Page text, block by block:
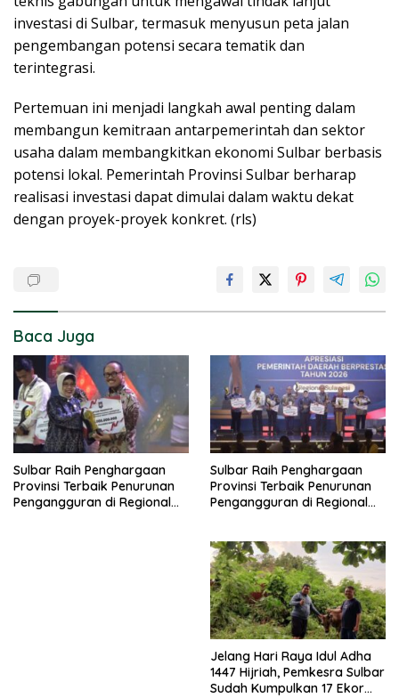
investasi di Sulbar, termasuk menyusun peta jalan
pengembangan potensi secara tematik dan
terintegrasi.
Pertemuan ini menjadi langkah awal penting dalam
membangun kemitraan antarpemerintah dan sektor
usaha dalam membangkitkan ekonomi Sulbar berbasis
potensi lokal. Pemerintah Provinsi Sulbar berharap
realisasi investasi dapat dimulai dalam waktu dekat
dengan proyek-proyek konkret. (rls)
Baca Juga
Sulbar Raih Penghargaan
Provinsi Terbaik Penurunan
Pengangguran di Regional
Sulbar Raih Penghargaan
Provinsi Terbaik Penurunan
Pengangguran di Regional
Jelang Hari Raya Idul Adha
1447 Hijriah, Pemkesra Sulbar
Sudah Kumpulkan 17 Ekor